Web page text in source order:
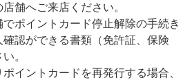
舗へご来店ください。
ポイントカード停止解除の手続き
認ができる書類（免許証、保険
。
ポイントカードを再発行する場合、